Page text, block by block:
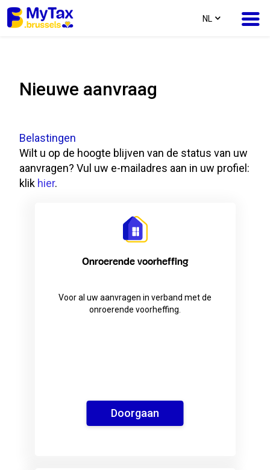
inhoud
navigatie
text.language
NL
Nieuwe aanvraag
Belastingen
Wilt u op de hoogte blijven van de status van uw
aanvragen? Vul uw e-mailadres aan in uw profiel:
klik hier.
Onroerende voorheffing
Voor al uw aanvragen in verband met de
onroerende voorheffing.
Doorgaan